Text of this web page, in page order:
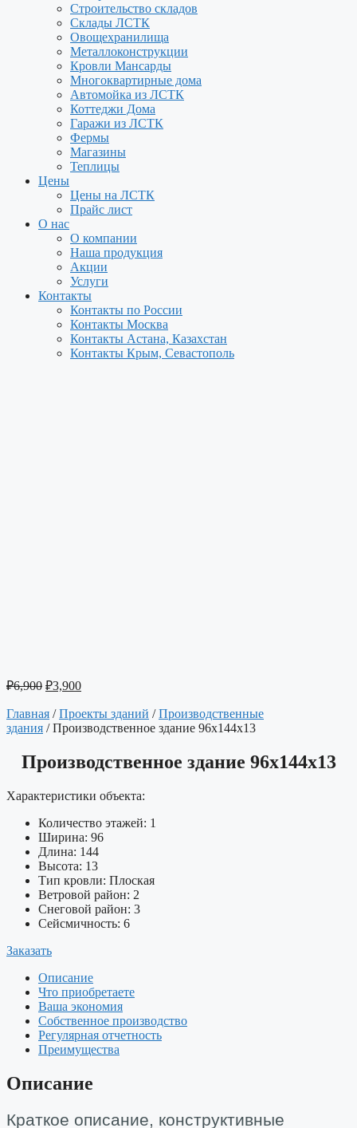
Строительство складов
Склады ЛСТК
Овощехранилища
Металлоконструкции
Кровли Мансарды
Многоквартирные дома
Автомойка из ЛСТК
Коттеджи Дома
Гаражи из ЛСТК
Фермы
Магазины
Теплицы
Цены
Цены на ЛСТК
Прайс лист
О нас
О компании
Наша продукция
Акции
Услуги
Контакты
Контакты по России
Контакты Москва
Контакты Астана, Казахстан
Контакты Крым, Севастополь
₽6,900 ₽3,900
Главная /Проекты зданий /Производственные
здания / Производственное здание 96х144х13
Производственное здание 96х144х13
Характеристики объекта:
Количество этажей: 1
Ширина: 96
Длина: 144
Высота: 13
Тип кровли: Плоская
Ветровой район: 2
Снеговой район: 3
Сейсмичность: 6
Заказать
Описание
Что приобретаете
Ваша экономия
Собственное производство
Регулярная отчетность
Преимущества
Описание
Краткое описание, конструктивные